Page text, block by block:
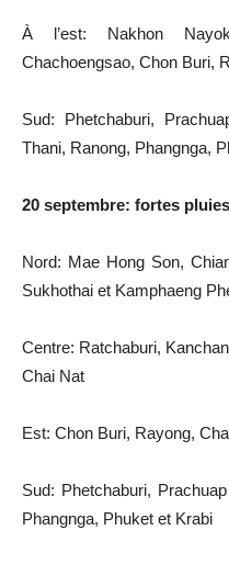
À l’est: Nakhon
Chachoengsao, Chon Buri,
Sud: Phetchaburi,
Thani, Ranong, Phangnga,
20 septembre: fortes pluies
Nord: Mae Hong Son,
Sukhothai et Kamphaeng
Centre: Ratchaburi,
Chai Nat
Est: Chon Buri, Rayong,
Sud: Phetchaburi,
Phangnga, Phuket et Krabi